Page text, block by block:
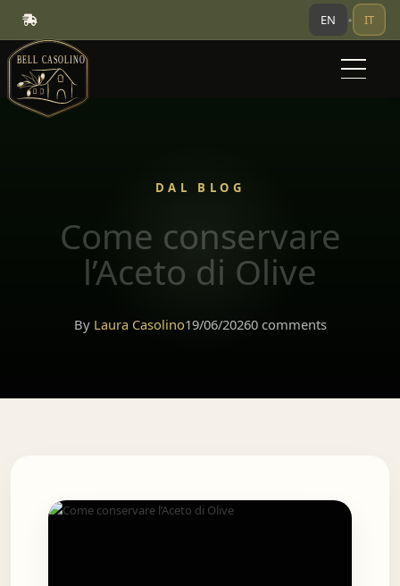
EN • IT
DAL BLOG
Come conservare
l’Aceto di Olive
By Laura Casolino19/06/20260 comments